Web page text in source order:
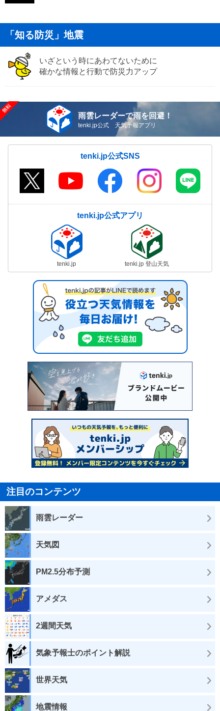
「知る防災」地震
いざという時にあわてないために
確かな情報と行動で防災力アップ
雨雲レーダーで雨を回避！
tenki.jp公式 天気予報アプリ
tenki.jp公式SNS
tenki.jp公式アプリ
tenki.jp tenki.jp 登山天気
注目のコンテンツ
雨雲レーダー
天気図
PM2.5分布予測
アメダス
2週間天気
気象予報士のポイント解説
世界天気
地震情報